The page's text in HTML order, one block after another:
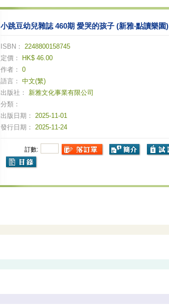
小跳豆幼兒雜誌 460期 愛哭的孩子 (新雅‧點讀樂園)
ISBN： 2248800158745
定價：
HK$ 46.00
作者： 0
語言： 中文(繁)
出版社： 新雅文化事業有限公司
分類：
出版日期： 2025-11-01
發行日期： 2025-11-24
訂數: